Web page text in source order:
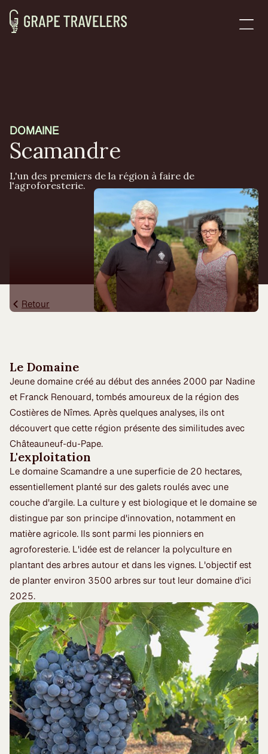
DOMAINE
Scamandre
L'un des premiers de la région à faire de
l'agroforesterie.
Retour
Le Domaine
Jeune domaine créé au début des années 2000 par Nadine
et Franck Renouard, tombés amoureux de la région des
Costières de Nîmes. Après quelques analyses, ils ont
découvert que cette région présente des similitudes avec
Châteauneuf-du-Pape.
L'exploitation
Le domaine Scamandre a une superficie de 20 hectares,
essentiellement planté sur des galets roulés avec une
couche d'argile. La culture y est biologique et le domaine se
distingue par son principe d'innovation, notamment en
matière agricole. Ils sont parmi les pionniers en
agroforesterie. L'idée est de relancer la polyculture en
plantant des arbres autour et dans les vignes. L'objectif est
de planter environ 3500 arbres sur tout leur domaine d'ici
2025.